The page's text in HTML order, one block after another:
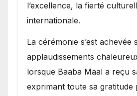
l’excellence, la fierté
internationale.
​La cérémonie s’est achevée
applaudissements
lorsque Baaba Maal a reçu
exprimant toute sa gratitude